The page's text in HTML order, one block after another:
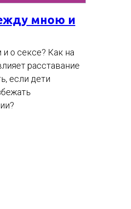
мною и
о сексе? Как на
расставание
если дети